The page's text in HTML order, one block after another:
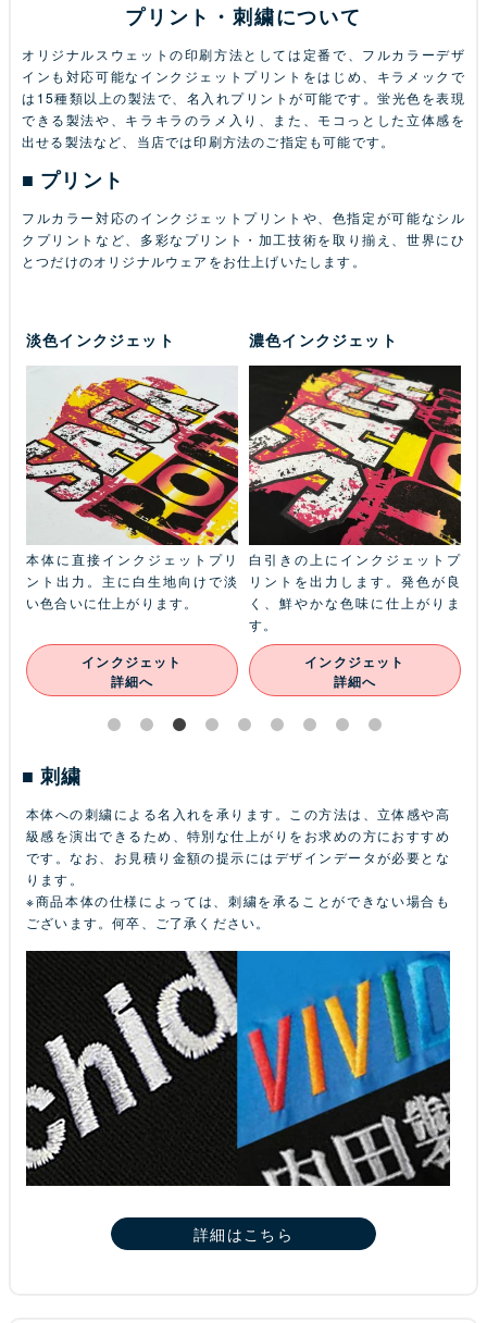
プリント・刺繍について
オリジナルスウェットの印刷方法としては定番で、フルカラーデザ
インも対応可能なインクジェットプリントをはじめ、キラメックで
は15種類以上の製法で、名入れプリントが可能です。蛍光色を表現
できる製法や、キラキラのラメ入り、また、モコっとした立体感を
出せる製法など、当店では印刷方法のご指定も可能です。
プリント
フルカラー対応のインクジェットプリントや、色指定が可能なシル
クプリントなど、多彩なプリント・加工技術を取り揃え、世界にひ
とつだけのオリジナルウェアをお仕上げいたします。
淡色インクジェット
本体に直接インクジェットプリ
ント出力。主に白生地向けで淡
い色合いに仕上がります。
インクジェット
詳細へ
濃色インクジェット
白引きの上にインクジェットプ
リントを出力します。発色が良
く、鮮やかな色味に仕上がりま
す。
インクジェット
詳細へ
刺繍
本体への刺繍による名入れを承ります。この方法は、立体感や高
級感を演出できるため、特別な仕上がりをお求めの方におすすめ
です。なお、お見積り金額の提示にはデザインデータが必要とな
ります。
※商品本体の仕様によっては、刺繍を承ることができない場合も
ございます。何卒、ご了承ください。
詳細はこちら